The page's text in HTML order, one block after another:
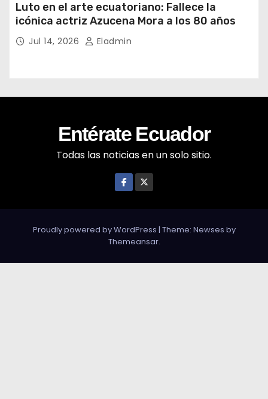
Luto en el arte ecuatoriano: Fallece la
icónica actriz Azucena Mora a los 80 años
Jul 14, 2026 Eladmin
Entérate Ecuador
Todas las noticias en un solo sitio.
Proudly powered by WordPress | Theme: Newses by
Themeansar.